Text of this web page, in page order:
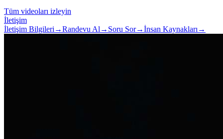
Tüm videoları izleyin
İletişim
İletişim Bilgileri →Randevu Al → Soru Sor→İnsan Kaynakları →